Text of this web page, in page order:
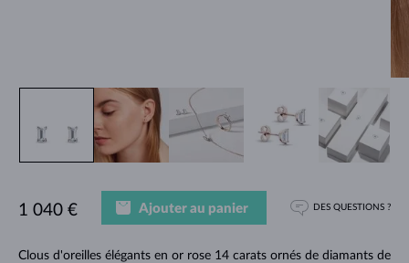
Clous d'oreilles élégants en or rose 14 carats ornés de diamants de
1 040 € Ajouter au panier DES QUESTIONS ?